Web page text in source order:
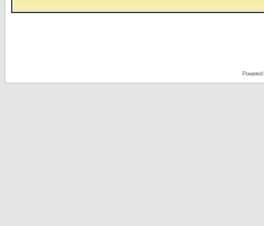
Powered